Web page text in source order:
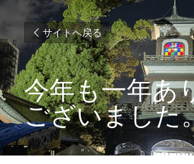
サイトへ戻る
今年も一年あ
ございました